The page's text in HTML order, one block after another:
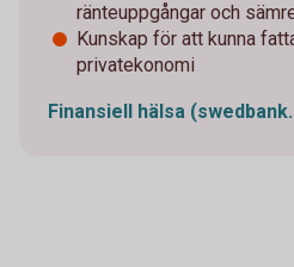
ränteuppgångar och
Kunskap för att kunna
privatekonomi
Finansiell hälsa